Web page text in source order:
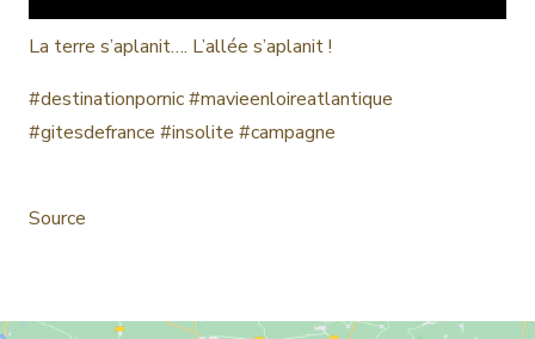
La terre s’aplanit…. L’allée s’aplanit !
#destinationpornic #mavieenloireatlantique
#gitesdefrance #insolite #campagne
Source